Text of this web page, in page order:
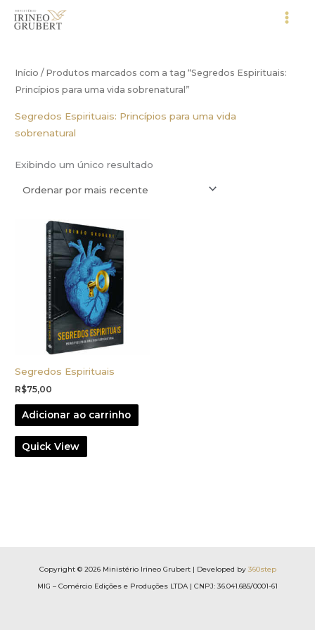
para
Início / Produtos marcados com a tag “Segredos Espirituais:
Princípios para uma vida sobrenatural”
Segredos Espirituais: Princípios para uma vida
sobrenatural
Exibindo um único resultado
Segredos Espirituais
R$75,00
Adicionar ao carrinho
Quick View
Copyright © 2026 Ministério Irineo Grubert | Developed by 360step
MIG – Comércio Edições e Produções LTDA | CNPJ: 36.041.685/0001-61